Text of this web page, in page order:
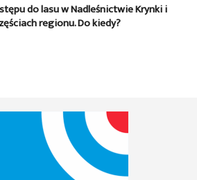
do lasu w Nadleśnictwie Krynki i
regionu. Do kiedy?